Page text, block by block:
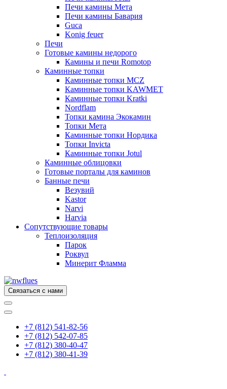
Печи камины Мета
Печи камины Бавария
Guca
Konig feuer
Печи
Готовые камины недорого
Камины и печи Romotop
Каминные топки
Каминные топки MCZ
Каминные топки KAWMET
Каминные топки Kratki
Nordflam
Топки камина Экокамин
Топки Мета
Каминные топки Нордика
Топки Invicta
Каминные топки Jotul
Каминные облицовки
Готовые порталы для каминов
Банные печи
Везувий
Kastor
Narvi
Harvia
Сопутствующие товары
Теплоизоляция
Парок
Роквул
Минерит Фламма
Связаться с нами
+7 (812) 541-82-56
+7 (812) 542-07-85
+7 (812) 380-40-47
+7 (812) 380-41-39